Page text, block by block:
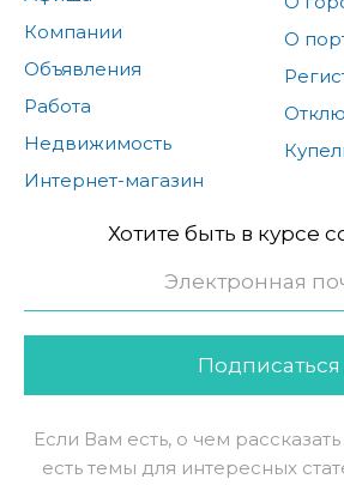
Компании
Объявления
Работа
Недвижимость
Интернет-магазин
О
Хотите быть в курсе
Подписаться
Если Вам есть, о чем
есть темы для интересных